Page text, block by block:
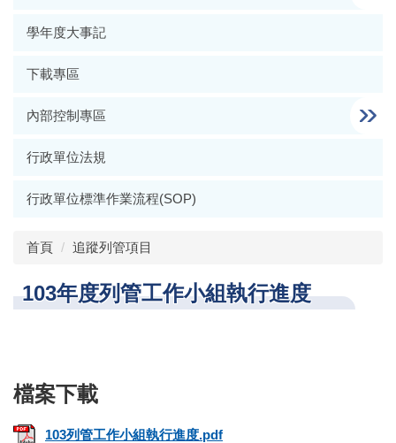
學年度大事記
下載專區
內部控制專區
行政單位法規
行政單位標準作業流程(SOP)
首頁 追蹤列管項目
103年度列管工作小組執行進度
103列管工作小組執行進度.pdf